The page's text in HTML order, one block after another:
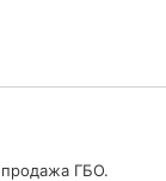
ГБО.